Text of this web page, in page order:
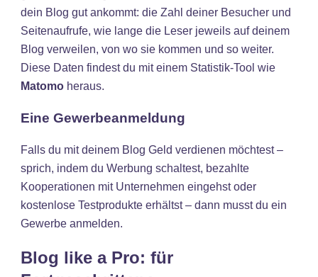
dein Blog gut ankommt: die Zahl deiner Besucher und
Seitenaufrufe, wie lange die Leser jeweils auf deinem
Blog verweilen, von wo sie kommen und so weiter.
Diese Daten findest du mit einem Statistik-Tool wie
Matomo heraus.
Eine Gewerbeanmeldung
Falls du mit deinem Blog Geld verdienen möchtest –
sprich, indem du Werbung schaltest, bezahlte
Kooperationen mit Unternehmen eingehst oder
kostenlose Testprodukte erhältst – dann musst du ein
Gewerbe anmelden.
Blog like a Pro: für